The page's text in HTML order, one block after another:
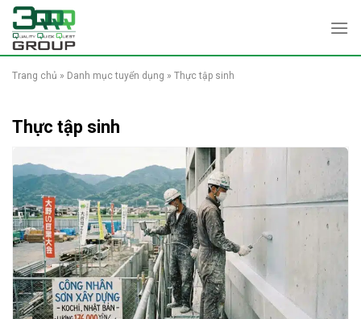
Skip
content
Trang chủ » Danh mục tuyển dụng » Thực tập sinh
Thực tập sinh